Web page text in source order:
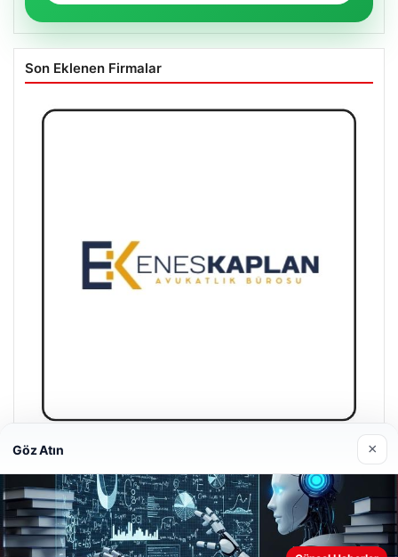
WhatsApp üzerinden bize ulaşın, firmanızı hemen
listeleyelim.
WhatsApp Mesaj
Enes Kaplan Avukatlık Bürosu
28/04/2026
Göz Atın ×